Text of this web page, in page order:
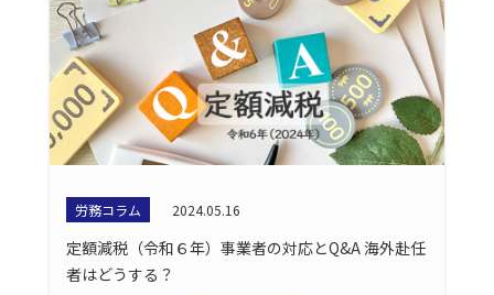
労務コラム 2024.05.16
定額減税（令和６年）事業者の対応とQ&A 海外赴任
者はどうする？